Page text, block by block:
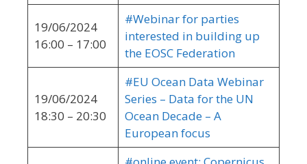
19/06/2024
16:00 – 17:00
#Webinar for parties
interested in building up
the EOSC Federation
19/06/2024
18:30 – 20:30
#EU Ocean Data Webinar
Series – Data for the UN
Ocean Decade – A
European focus